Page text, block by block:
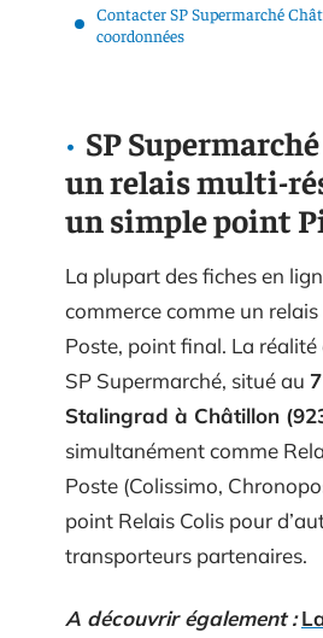
Contacter SP Supermarché
coordonnées
SP
un relais multi-
un simple point
La plupart des fiches en
commerce comme un relais
Poste, point final. La réalité
SP Supermarché, situé au
Stalingrad à Châtillon
simultanément comme
Poste (Colissimo,
point Relais Colis pour
transporteurs partenaires.
A découvrir également :